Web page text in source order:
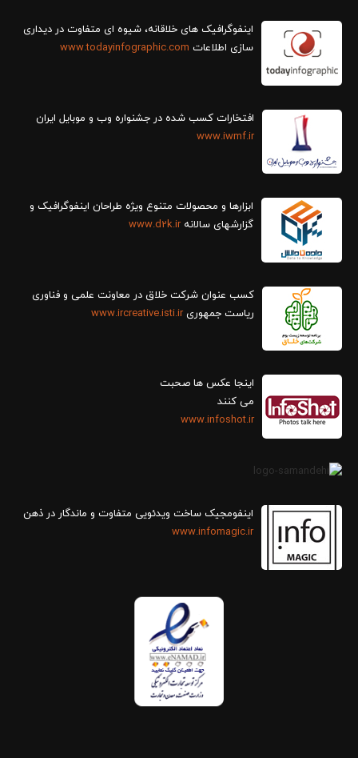
سازی اطلاعات www.todayinfographic.com
افتخارات کسب شده در جشنواره وب و موبایل ایران
www.iwmf.ir
ابزارها و محصولات متنوع ویژه طراحان اینفوگرافیک و
گزارش‎های سالانه
www.d2k.ir
کسب عنوان شرکت خلاق در معاونت علمی و فناوری
ریاست جمهوریwww.ircreative.isti.ir
اینجا عکس ها صحبت
می کنند
www.infoshot.ir
اینفومجیک ساخت ویدئویی متفاوت و ماندگار در ذهن
www.infomagic.ir